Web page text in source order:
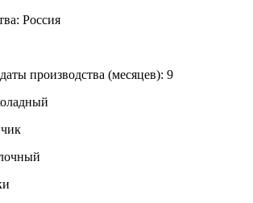
Россия
производства (месяцев): 9